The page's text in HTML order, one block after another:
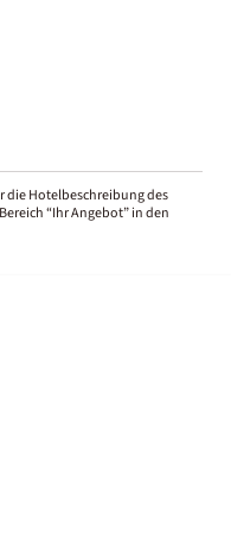
die Hotelbeschreibung des
“Ihr Angebot” in den